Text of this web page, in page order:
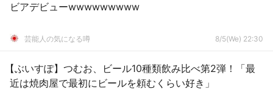
ビアデビューwwwwwwwww
芸能人の気になる噂 8/5(We) 22:30
【ぶいすぽ】つむお、ビール10種類飲み比べ第2弾！「最
近は焼肉屋で最初にビールを頼むくらい好き」